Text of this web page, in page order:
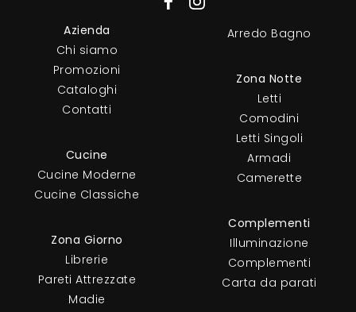
Azienda
Chi siamo
Promozioni
Cataloghi
Contatti
Cucine
Cucine Moderne
Cucine Classiche
Zona Giorno
Librerie
Pareti Attrezzate
Madie
Arredo Bagno
Zona Notte
Letti
Comodini
Letti Singoli
Armadi
Camerette
Complementi
Illuminazione
Complementi
Carta da parati